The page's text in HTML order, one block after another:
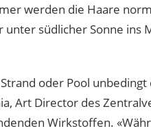
werden die Haare
südlicher Sonne ins
oder Pool
Art Director des
Wirkstoffen.